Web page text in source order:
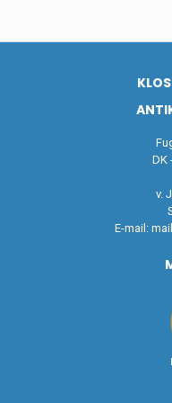
DK
v.
E-mail: